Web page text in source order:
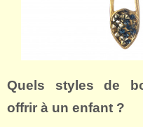
Quels styles de
offrir à un enfant ?